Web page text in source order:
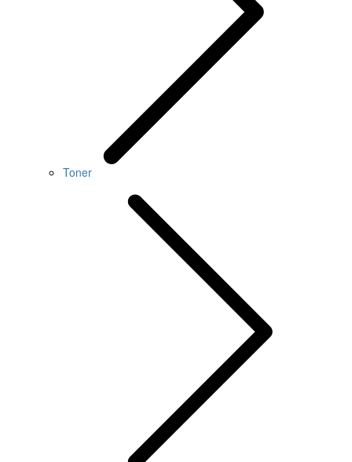
Toner